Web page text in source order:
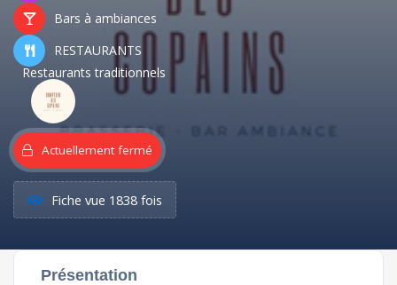
Bars à ambiances
RESTAURANTS
Restaurants traditionnels
Actuellement fermé
Fiche vue 1838 fois
Présentation